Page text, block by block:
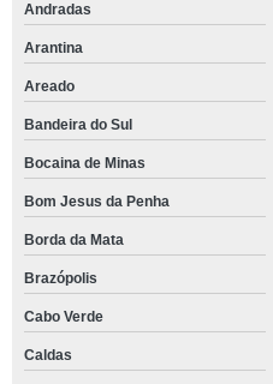
Andradas
Arantina
Areado
Bandeira do Sul
Bocaina de Minas
Bom Jesus da Penha
Borda da Mata
Brazópolis
Cabo Verde
Caldas